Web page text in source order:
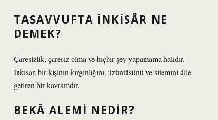
TASAVVUFTA INKISÂR NE
DEMEK?
Çaresizlik, çaresiz olma ve hiçbir şey yapamama halidir.
İnkisar, bir kişinin kırgınlığını, üzüntüsünü ve sitemini dile
getiren bir kavramdır.
BEKÂ ALEMI NEDIR?